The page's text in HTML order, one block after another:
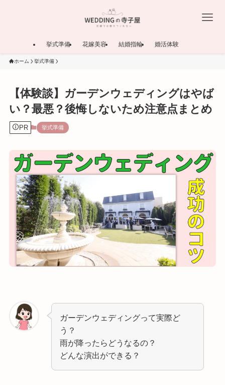
挙式準備 花嫁美容 結婚指輪 婚活体験
ホーム 挙式準備
【体験談】ガーデンウェディングはやば
い？最悪？後悔しないため注意点まとめ
PR 挙式準備
ガーデンウェディングって実際ど
う？
雨が降ったらどうなるの？
どんな演出ができる？